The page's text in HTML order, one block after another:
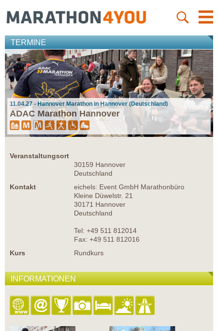
TERMINE
11.04.27 - Hannover Marathon in Hannover (Deutschland)
ADAC Marathon Hannover
Veranstaltungsort
30159 Hannover
Deutschland
Kontakt
eichels: Event GmbH Marathonbüro
Kleine Düwelstr. 21
30171 Hannover
Deutschland
Tel: +49 511 812014
Fax: +49 511 812016
Kurs
Rundkurs
INFORMATIONEN